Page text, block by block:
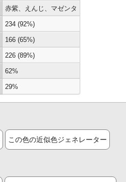
赤紫、えんじ、マゼンタ
234 (92%)
166 (65%)
226 (89%)
62%
29%
この色の近似色ジェネレーター